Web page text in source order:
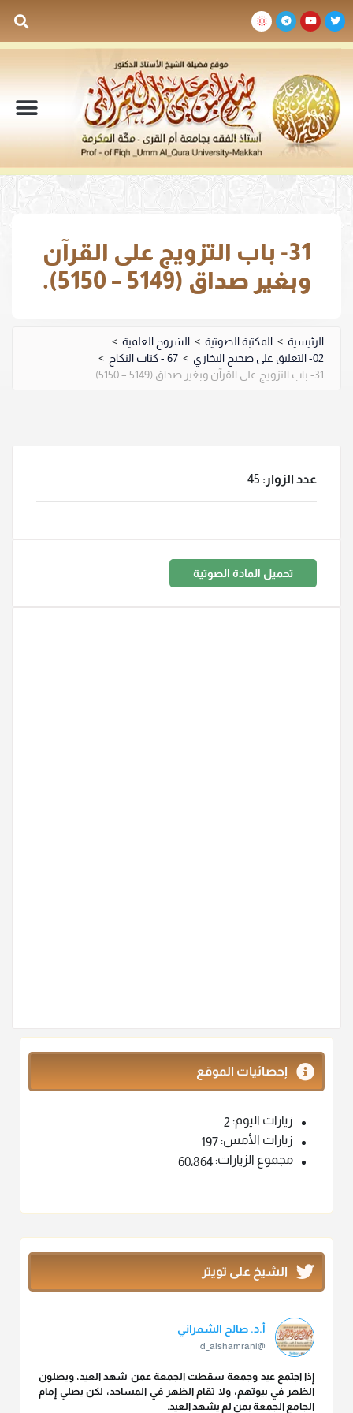
31- باب التزويج على القرآن
وبغير صداق (5149 – 5150).
الرئيسية > المكتبة الصوتية > الشروح العلمية >
02- التعليق على صحيح البخاري
> 67 - كتاب النكاح
>
31- باب التزويج على القرآن وبغير صداق (5149 – 5150).
عدد الزوار: 45
تحميل المادة الصوتية
إحصائيات الموقع
زيارات اليوم: 2
زيارات الأمس: 197
مجموع الزيارات: 60٬864
الشيخ على تويتر
أ.د. صالح الشمراني
@d_alshamrani
إذا اجتمع عيد وجمعة سقطت الجمعة عمن شهد العيد، ويصلون
الظهر في بيوتهم، ولا تقام الظهر في المساجد، لكن يصلي إمام
الجامع الجمعة بمن لم يشهد العيد.